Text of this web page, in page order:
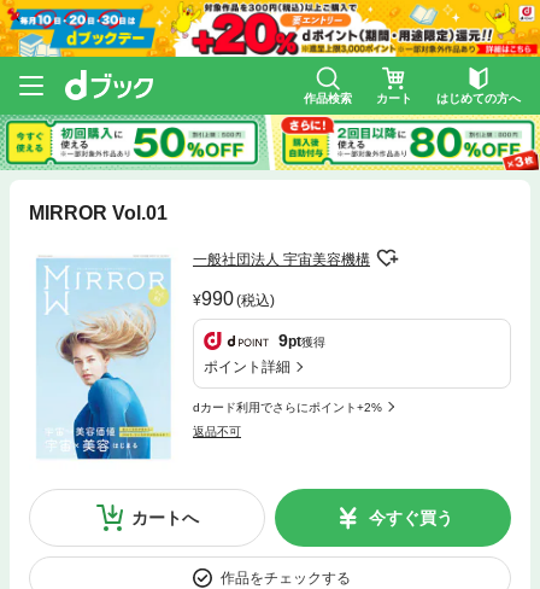
作品検索 カート はじめての方へ
MIRROR Vol.01
一般社団法人 宇宙美容機構
990(税込)
9pt獲得
ポイント詳細
dカード利用でさらにポイント+2%
返品不可
カートへ 今すぐ買う
作品をチェックする